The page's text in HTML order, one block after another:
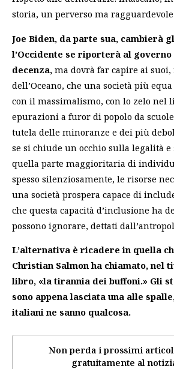
storia, un perverso ma ragguardevole
Joe Biden, da parte sua, cambierà
l’Occidente se riporterà al governo
decenza, ma dovrà far capire ai suoi,
dell’Oceano, che una società più
con il massimalismo, con lo zelo nel
epurazioni a furor di popolo da
tutela delle minoranze e dei più
se si chiude un occhio sulla legalità e
quella parte maggioritaria di
spesso silenziosamente, le risorse
una società prospera capace di
che questa capacità d’inclusione ha
possono ignorare, dettati
L’alternativa è ricadere in quella
Christian Salmon ha chiamato, nel
libro, «la tirannia dei buffoni.» Gli
sono appena lasciata una alle
italiani ne sanno qualcosa.
Non perda i prossimi
gratuitamente al